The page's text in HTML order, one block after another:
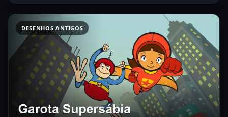
DESENHOS ANTIGOS